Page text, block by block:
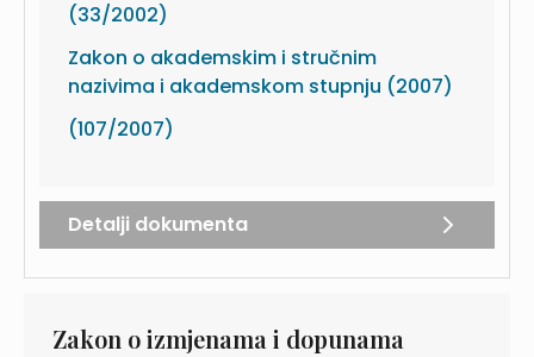
(33/2002)
Zakon o akademskim i stručnim
nazivima i akademskom stupnju (2007)
(107/2007)
Detalji dokumenta
Zakon o izmjenama i dopunama